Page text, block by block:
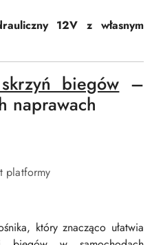
12V z własnym
biegów –
naprawach
platformy
który znacząco ułatwia